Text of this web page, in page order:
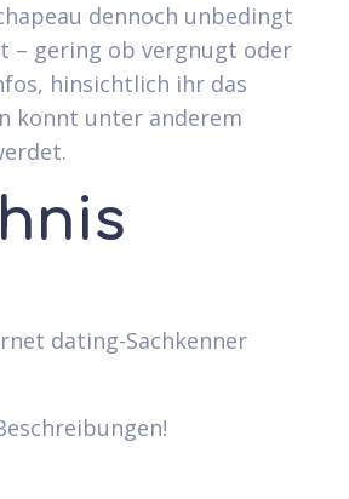
dennoch unbedingt
– gering ob vergnugt oder
hinsichtlich ihr das
konnt unter anderem
dating-Sachkenner